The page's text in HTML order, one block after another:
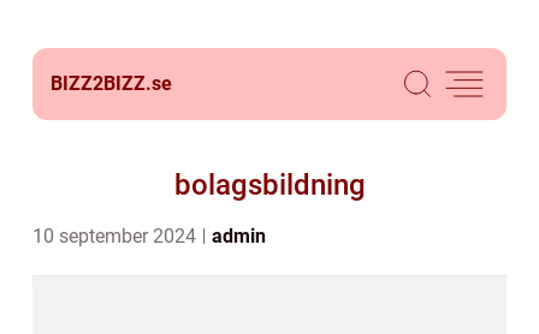
BIZZ2BIZZ.se
bolagsbildning
10 september 2024 admin